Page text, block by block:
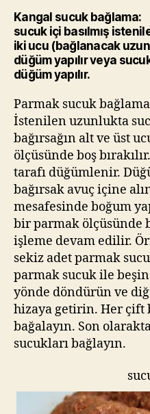
Kangal sucuk bağlama:
sucuk içi basılmış
iki ucu (bağlanacak
düğüm yapılır veya
düğüm yapılır.
Parmak sucuk
İstenilen uzunlukta
bağırsağın alt ve üst
ölçüsünde boş
tarafı düğümlenir.
bağırsak avuç içine
mesafesinde boğum
bir parmak ölçüsünde
işleme devam edilir.
sekiz adet parmak
parmak sucuk ile
yönde döndürün ve
hizaya getirin. Her çift
bağalayın. Son
sucukları bağlayın.